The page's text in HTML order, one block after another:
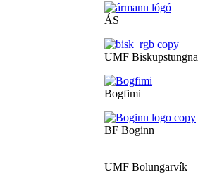
ÁS
UMF Biskupstungna
Bogfimi
BF Boginn
UMF Bolungarvík